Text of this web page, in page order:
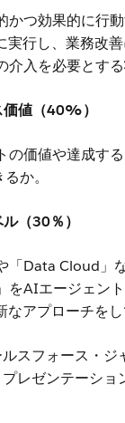
つ効果的に行動
行し、業務改善
入を必要とする
値（40%）
価値や達成する
か。
（30％）
「Data Cloud」
をAIエージェン
アプローチをし
スフォース・
レゼンテーシ